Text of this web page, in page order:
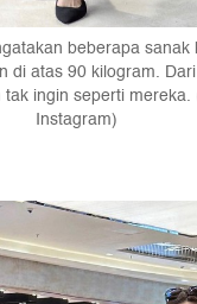
beberapa sanak
di atas 90 kilogram.
ingin seperti
Instagram)